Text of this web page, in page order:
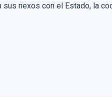
nexos con el Estado, la